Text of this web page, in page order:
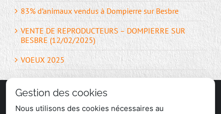
83% d’animaux vendus à Dompierre sur Besbre
VENTE DE REPRODUCTEURS – DOMPIERRE SUR
BESBRE (12/02/2025)
VOEUX 2025
Gestion des cookies
Nous utilisons des cookies nécessaires au